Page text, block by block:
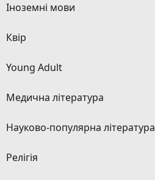
Іноземні мови
Квір
Young Adult
Медична література
Науково-популярна література
Релігія